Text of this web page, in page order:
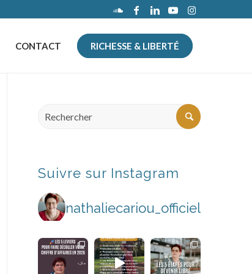
CONTACT RICHESSE & LIBERTÉ
Suivre sur Instagram
nathaliecariou_officiel